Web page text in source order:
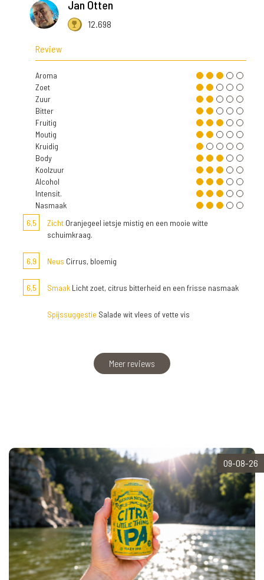
Jan Otten
12.698
Review
Aroma
Zoet
Zuur
Bitter
Fruitig
Moutig
Kruidig
Body
Koolzuur
Alcohol
Intensit.
Nasmaak
6,5
Zicht Oranjegeel ietsje mistig en een mooie witte
schuimkraag.
6,9 Neus Cirrus, bloemig
6,5 Smaak Licht zoet, citrus bitterheid en een frisse nasmaak
Spijssuggestie Salade wit vlees of vette vis
Meer reviews
09-08-26